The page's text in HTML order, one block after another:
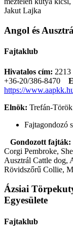
Jakut Lajka
Angol és
Fajtaklub
Hivatalos cím:
+36-20/386-8470
https://
Elnök: Trefán-
Fajtagondozó
Gondozott fajták:
Corgi Pembroke,
Ausztrál Cattle dog,
Rövidszőrű Collie,
Ázsiai
Egyesülete
Fajtaklub